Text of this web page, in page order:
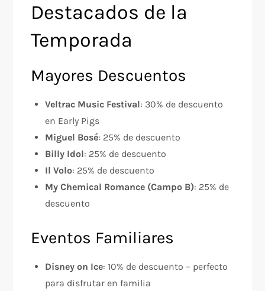
Destacados de la
Temporada
Mayores Descuentos
Veltrac Music Festival: 30% de descuento
en Early Pigs
Miguel Bosé: 25% de descuento
Billy Idol: 25% de descuento
Il Volo: 25% de descuento
My Chemical Romance (Campo B): 25% de
descuento
Eventos Familiares
Disney on Ice: 10% de descuento – perfecto
para disfrutar en familia